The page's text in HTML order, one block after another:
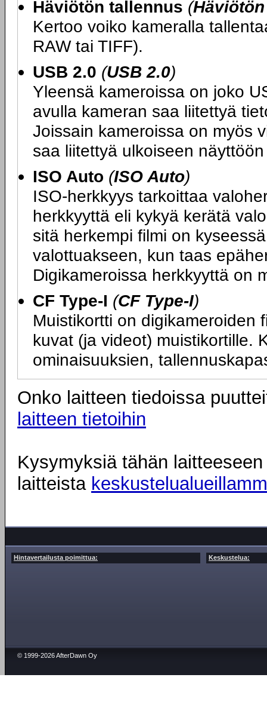
Häviötön tallennus (
Kertoo voiko kameralla
RAW tai TIFF).
USB 2.0 (USB 2.0)
Yleensä kameroissa on joko
avulla kameran saa liitettyä
Joissain kameroissa on myös
saa liitettyä ulkoiseen
ISO Auto (ISO Auto)
ISO-herkkyys tarkoittaa
herkkyyttä eli kykyä kerätä
sitä herkempi filmi on
valottuakseen, kun taas
Digikameroissa herkkyyttä on
CF Type-I (CF Type-I)
Muistikortti on digikameroiden
kuvat (ja videot) muistikortille.
ominaisuuksien,
Onko laitteen tiedoissa
laitteen tietoihin
Kysymyksiä tähän
laitteista
Hintavertailusta poimittua: Keskustelua:
© 1999-2026 AfterDawn Oy